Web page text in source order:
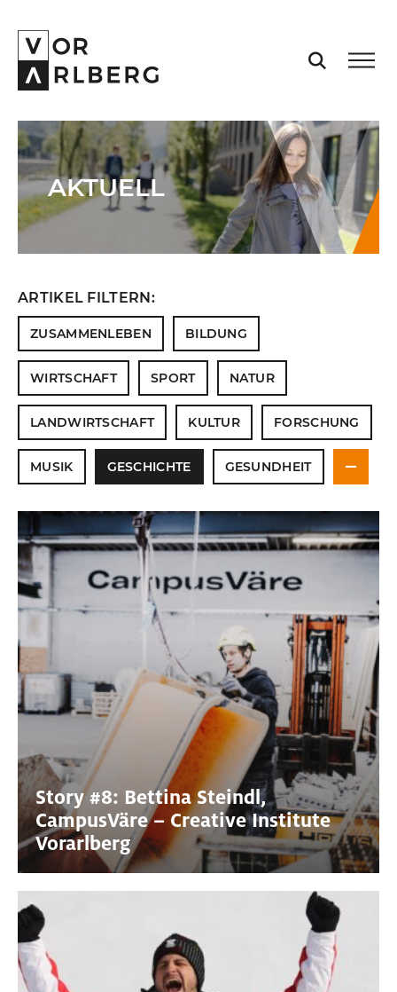
AKTUELL
VORARLBERG
PODCASTS
VISION
EVENTS
NEWSLETTER
AKTUELL
ARTIKEL FILTERN:
ZUSAMMENLEBEN BILDUNG
WIRTSCHAFT SPORT NATUR
LANDWIRTSCHAFT KULTUR FORSCHUNG
MUSIK GESCHICHTE GESUNDHEIT
Story #8: Bettina Steindl,
CampusVäre – Creative Institute
Vorarlberg